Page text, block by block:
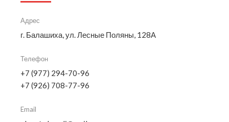
Адрес
г. Балашиха, ул. Лесные Поляны, 128А
Телефон
+7 (977) 294-70-96
+7 (926) 708-77-96
Email